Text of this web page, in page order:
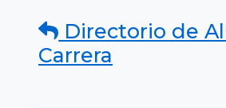
Directorio de
Carrera